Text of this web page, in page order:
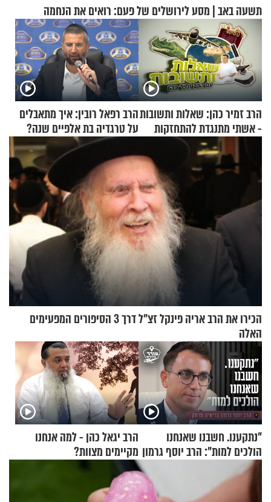
תשעה באב | מסע לירושלים של פעם: רואים את הנחמה
הרב זמיר כהן: שאלות ותשובות
- אשתי מתנגדת להתחזקות
הרב רפאל רובין: איך מתאבלים
על טרגדיה בת אלפיים שנה?
הכירו את הרב אריה פינקל זצ"ל דרך 3 הסיפורים המפעימים
האלה
"נתקענו. חשבנו שאנחנו
הולכים למות": הרב יוסף גרמון
בריאיון מרתק
הרב יגאל כהן - למה אנחנו
מקיימים מצוות?